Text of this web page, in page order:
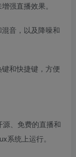
强直播效果。
音，以及降噪和
和快捷键，方便
、免费的直播和
系统上运行。